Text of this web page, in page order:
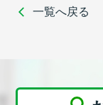
一覧へ戻る